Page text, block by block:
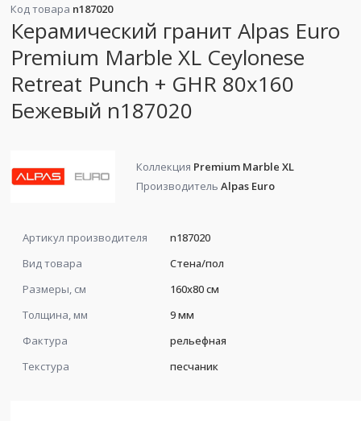
Код товара n187020
Керамический гранит Alpas Euro
Premium Marble XL Ceylonese
Retreat Punch + GHR 80x160
Бежевый n187020
Коллекция Premium Marble XL
Производитель Alpas Euro
Артикул производителя
n187020
Вид товара
Стена/пол
Размеры, см
160x80 см
Толщина, мм
9 мм
Фактура
рельефная
Текстура
песчаник